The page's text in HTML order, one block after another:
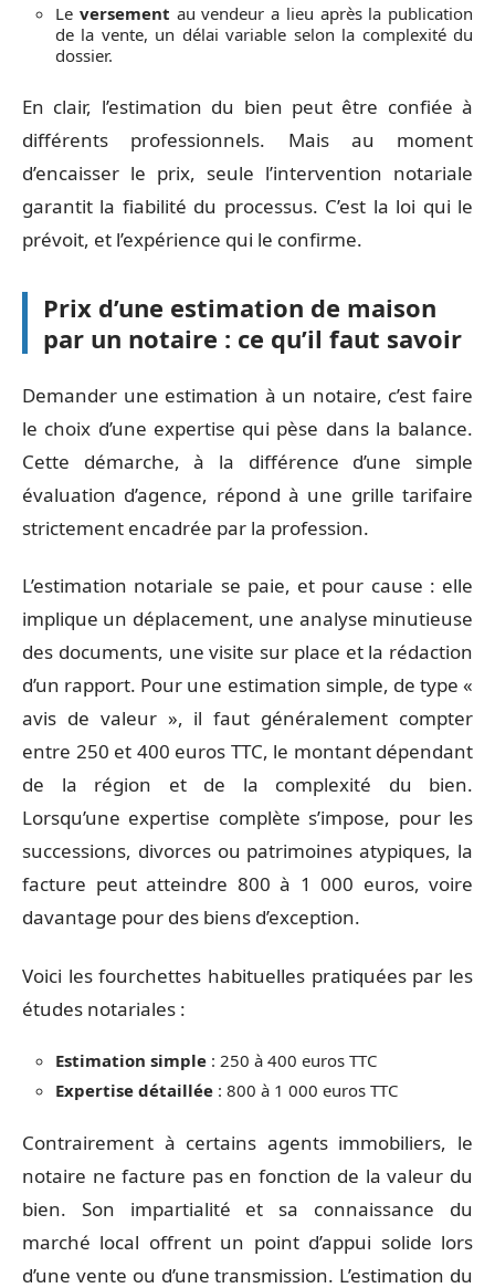
Le versement au vendeur a lieu après la publication
de la vente, un délai variable selon la complexité du
dossier.
En clair, l’estimation du bien peut être confiée à
différents professionnels. Mais au moment
d’encaisser le prix, seule l’intervention notariale
garantit la fiabilité du processus. C’est la loi qui le
prévoit, et l’expérience qui le confirme.
Prix d’une estimation de maison
par un notaire : ce qu’il faut savoir
Demander une estimation à un notaire, c’est faire
le choix d’une expertise qui pèse dans la balance.
Cette démarche, à la différence d’une simple
évaluation d’agence, répond à une grille tarifaire
strictement encadrée par la profession.
L’estimation notariale se paie, et pour cause : elle
implique un déplacement, une analyse minutieuse
des documents, une visite sur place et la rédaction
d’un rapport. Pour une estimation simple, de type «
avis de valeur », il faut généralement compter
entre 250 et 400 euros TTC, le montant dépendant
de la région et de la complexité du bien.
Lorsqu’une expertise complète s’impose, pour les
successions, divorces ou patrimoines atypiques, la
facture peut atteindre 800 à 1 000 euros, voire
davantage pour des biens d’exception.
Voici les fourchettes habituelles pratiquées par les
études notariales :
Estimation simple : 250 à 400 euros TTC
Expertise détaillée : 800 à 1 000 euros TTC
Contrairement à certains agents immobiliers, le
notaire ne facture pas en fonction de la valeur du
bien. Son impartialité et sa connaissance du
marché local offrent un point d’appui solide lors
d’une vente ou d’une transmission. L’estimation du